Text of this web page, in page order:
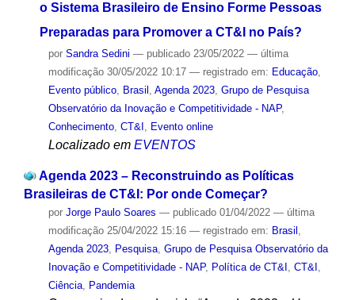
o Sistema Brasileiro de Ensino Forme Pessoas
Preparadas para Promover a CT&I no País?
por Sandra Sedini — publicado23/05/2022 — última
modificação30/05/2022 10:17 — registrado em: Educação,
Evento público, Brasil , Agenda 2023, Grupo de Pesquisa
Observatório da Inovação e Competitividade - NAP,
Conhecimento, CT&I , Evento online
Localizado em EVENTOS
Agenda 2023 – Reconstruindo as Políticas
Brasileiras de CT&I: Por onde Começar?
por Jorge Paulo Soares — publicado01/04/2022 — última
modificação25/04/2022 15:16 — registrado em: Brasil ,
Agenda 2023, Pesquisa, Grupo de Pesquisa Observatório da
Inovação e Competitividade - NAP, Política de CT&I , CT&I ,
Ciência, Pandemia